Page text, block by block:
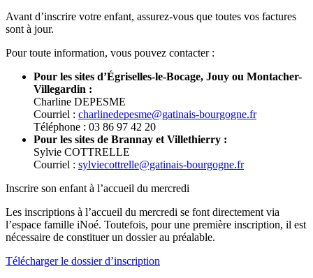
Avant d’inscrire votre enfant, assurez-vous que toutes vos factures
sont à jour.
Pour toute information, vous pouvez contacter :
Pour les sites d’Égriselles-le-Bocage, Jouy ou Montacher-
Villegardin :
Charline DEPESME
Courriel : charlinedepesme@gatinais-bourgogne.fr
Téléphone : 03 86 97 42 20
Pour les sites de Brannay et Villethierry :
Sylvie COTTRELLE
Courriel : sylviecottrelle@gatinais-bourgogne.fr
Inscrire son enfant à l’accueil du mercredi
Les inscriptions à l’accueil du mercredi se font directement via
l’espace famille iNoé. Toutefois, pour une première inscription, il est
nécessaire de constituer un dossier au préalable.
Télécharger le dossier d’inscription